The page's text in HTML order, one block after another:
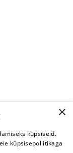
×
küpsiseid.
küpsisepoliitikaga